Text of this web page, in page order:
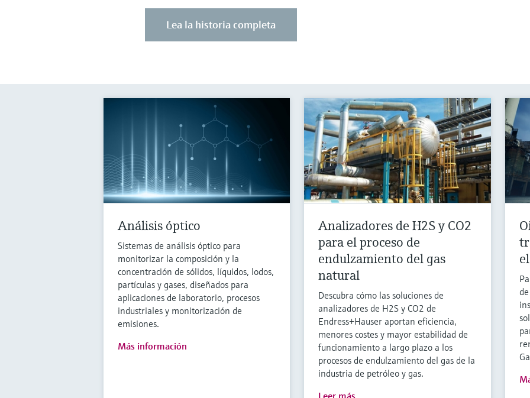
Lea la historia completa
Análisis óptico
Sistemas de análisis óptico para
monitorizar la composición y la
concentración de sólidos, líquidos, lodos,
partículas y gases, diseñados para
aplicaciones de laboratorio, procesos
industriales y monitorización de
emisiones.
Más información
Analizadores de H2S y CO2
para el proceso de
endulzamiento del gas
natural
Descubra cómo las soluciones de
analizadores de H2S y CO2 de
Endress+Hauser aportan eficiencia,
menores costes y mayor estabilidad de
funcionamiento a largo plazo a los
procesos de endulzamiento del gas de la
industria de petróleo y gas.